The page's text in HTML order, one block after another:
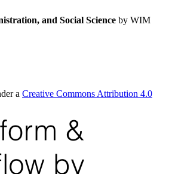
and Social Science by WIM
a Creative Commons Attribution 4.0